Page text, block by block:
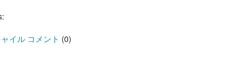
イル コメント (0)